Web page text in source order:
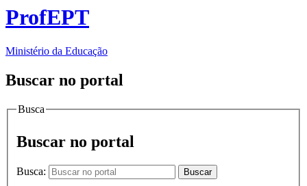
ProfEPT
Ministério da Educação
Buscar no portal
Busca
Buscar no portal
Busca: Buscar